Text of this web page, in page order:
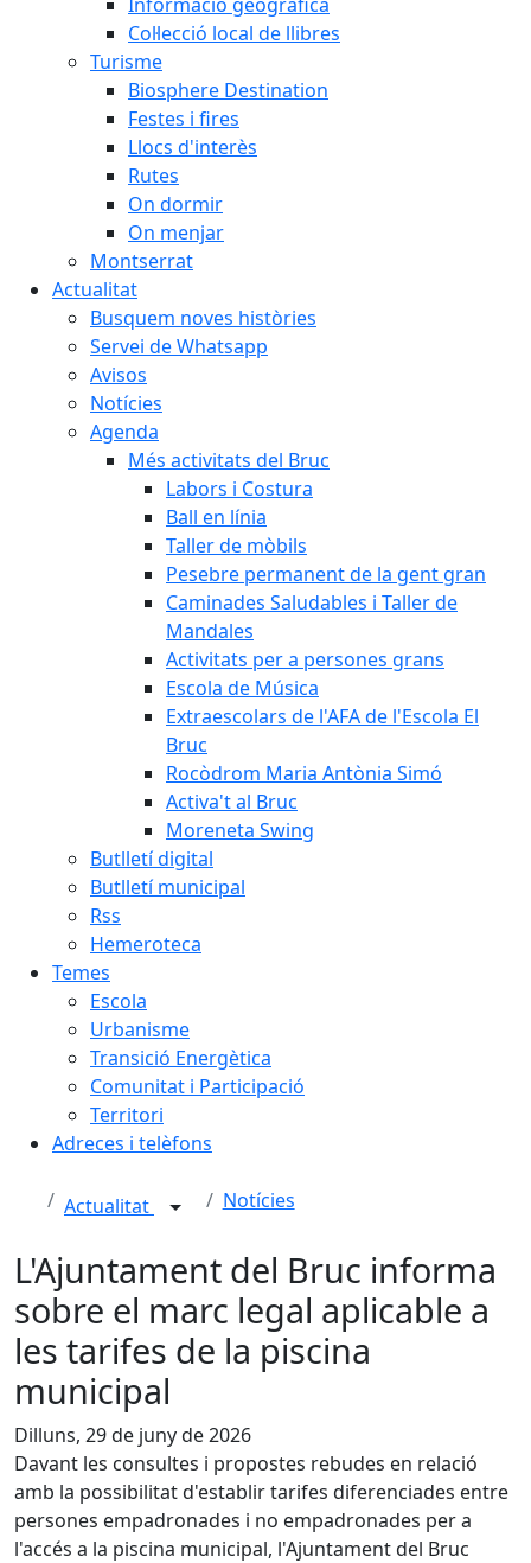
Col·lecció local de llibres
Turisme
Biosphere Destination
Festes i fires
Llocs d'interès
Rutes
On dormir
On menjar
Montserrat
Actualitat
Busquem noves històries
Servei de Whatsapp
Avisos
Notícies
Agenda
Més activitats del Bruc
Labors i Costura
Ball en línia
Taller de mòbils
Pesebre permanent de la gent gran
Caminades Saludables i Taller de
Mandales
Activitats per a persones grans
Escola de Música
Extraescolars de l'AFA de l'Escola El
Bruc
Rocòdrom Maria Antònia Simó
Activa't al Bruc
Moreneta Swing
Butlletí digital
Butlletí municipal
Rss
Hemeroteca
Temes
Escola
Urbanisme
Transició Energètica
Comunitat i Participació
Territori
Adreces i telèfons
Actualitat Notícies
L'Ajuntament del Bruc informa
sobre el marc legal aplicable a
les tarifes de la piscina
municipal
Dilluns, 29 de juny de 2026
Davant les consultes i propostes rebudes en relació
amb la possibilitat d'establir tarifes diferenciades entre
persones empadronades i no empadronades per a
l'accés a la piscina municipal, l'Ajuntament del Bruc